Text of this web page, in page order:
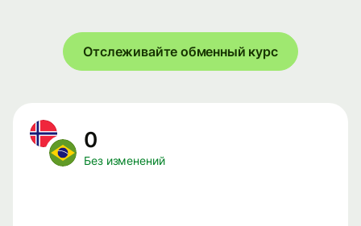
Отслеживайте обменный курс
0
Без изменений